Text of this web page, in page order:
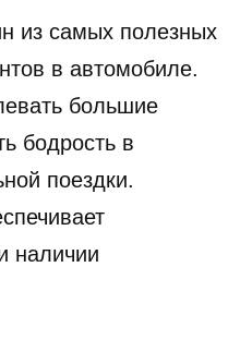
из самых полезных
в автомобиле.
большие
бодрость в
поездки.
наличии